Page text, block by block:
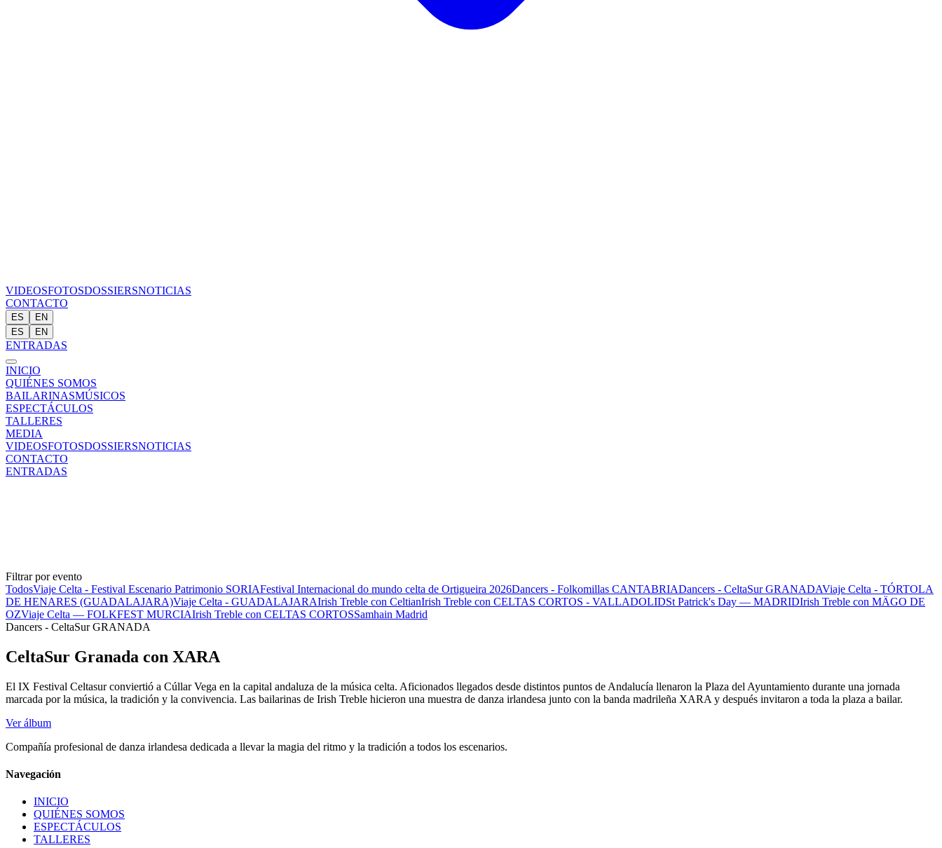
VIDEOSFOTOSDOSSIERSNOTICIAS
CONTACTO
ES
EN
ES
EN
ENTRADAS
INICIO
QUIÉNES SOMOS
BAILARINASMÚSICOS
ESPECTÁCULOS
TALLERES
MEDIA
VIDEOSFOTOSDOSSIERSNOTICIAS
CONTACTO
ENTRADAS
Filtrar por evento
TodosViaje Celta - Festival Escenario Patrimonio SORIAFestival Internacional do mundo celta de Ortigueira 2026Dancers - Folkomillas CANTABRIADancers - CeltaSur GRANADAViaje Celta - TÓRTOLA
DE HENARES (GUADALAJARA)Viaje Celta - GUADALAJARAIrish Treble con CeltianIrish Treble con CELTAS CORTOS - VALLADOLIDSt Patrick's Day — MADRIDIrish Treble con MÄGO DE
OZViaje Celta — FOLKFEST MURCIAIrish Treble con CELTAS CORTOSSamhain Madrid
Dancers - CeltaSur GRANADA
CeltaSur Granada con XARA
El IX Festival Celtasur conviertió a Cúllar Vega en la capital andaluza de la música celta. Aficionados llegados desde distintos puntos de Andalucía llenaron la Plaza del Ayuntamiento durante una jornada
marcada por la música, la tradición y la convivencia. Las bailarinas de Irish Treble hicieron una muestra de danza irlandesa junto con la banda madrileña XARA y después invitaron a toda la plaza a bailar.
Ver álbum
Compañía profesional de danza irlandesa dedicada a llevar la magia del ritmo y la tradición a todos los escenarios.
Navegación
INICIO
QUIÉNES SOMOS
ESPECTÁCULOS
TALLERES